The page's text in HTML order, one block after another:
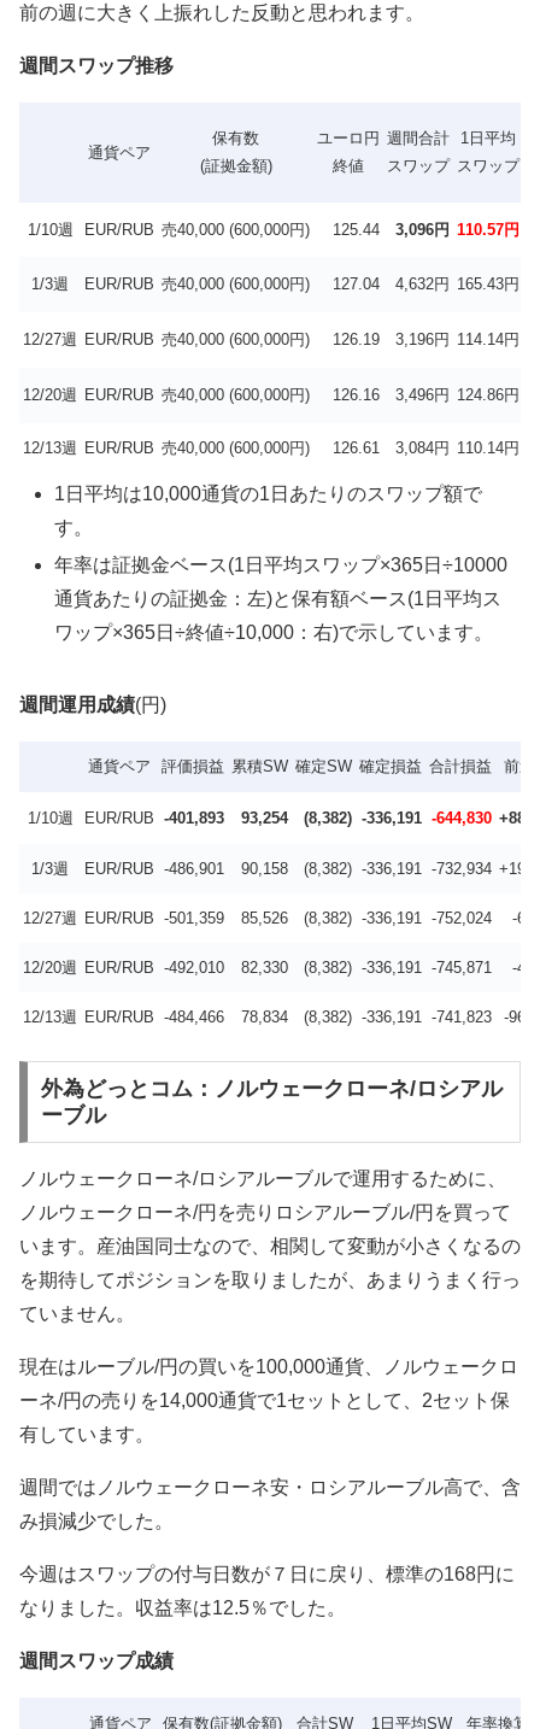
前の週に大きく上振れした反動と思われます。
週間スワップ推移
通貨ペア
保有数
(証拠金額)
ユーロ円
終値
週間合計
スワップ
1日平均
スワップ
1/10週 EUR/RUB 売40,000 (600,000円) 125.44 3,096円 110.57円
1/3週 EUR/RUB 売40,000 (600,000円) 127.04 4,632円 165.43円
12/27週 EUR/RUB 売40,000 (600,000円) 126.19 3,196円 114.14円
12/20週 EUR/RUB 売40,000 (600,000円) 126.16 3,496円 124.86円
12/13週 EUR/RUB 売40,000 (600,000円) 126.61 3,084円 110.14円
1日平均は10,000通貨の1日あたりのスワップ額で
す。
年率は証拠金ベース(1日平均スワップ×365日÷10000
通貨あたりの証拠金：左)と保有額ベース(1日平均ス
ワップ×365日÷終値÷10,000：右)で示しています。
週間運用成績(円)
通貨ペア 評価損益 累積SW 確定SW 確定損益 合計損益 前週
1/10週 EUR/RUB -401,893 93,254 (8,382) -336,191 -644,830
1/3週 EUR/RUB -486,901 90,158 (8,382) -336,191 -732,934
12/27週 EUR/RUB -501,359 85,526 (8,382) -336,191 -752,024 -
12/20週 EUR/RUB -492,010 82,330 (8,382) -336,191 -745,871 -
12/13週 EUR/RUB -484,466 78,834 (8,382) -336,191 -741,823 -
外為どっとコム：ノルウェークローネ/ロシアル
ーブル
ノルウェークローネ/ロシアルーブルで運用するために、
ノルウェークローネ/円を売りロシアルーブル/円を買って
います。産油国同士なので、相関して変動が小さくなるの
を期待してポジションを取りましたが、あまりうまく行っ
ていません。
現在はルーブル/円の買いを100,000通貨、ノルウェークロ
ーネ/円の売りを14,000通貨で1セットとして、2セット保
有しています。
週間ではノルウェークローネ安・ロシアルーブル高で、含
み損減少でした。
今週はスワップの付与日数が７日に戻り、標準の168円に
なりました。収益率は12.5％でした。
週間スワップ成績
通貨ペア 保有数(証拠金額) 合計SW 1日平均SW 年率換算